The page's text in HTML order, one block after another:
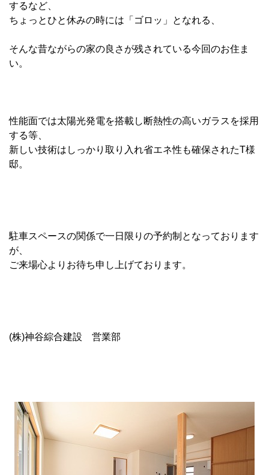
するなど、
ちょっとひと休みの時には「ゴロッ」となれる、
そんな昔ながらの家の良さが残されている今回のお住ま
い。
性能面では太陽光発電を搭載し断熱性の高いガラスを採用
する等、
新しい技術はしっかり取り入れ省エネ性も確保されたT様
邸。
駐車スペースの関係で一日限りの予約制となっております
が、
ご来場心よりお待ち申し上げております。
(株)神谷綜合建設 営業部